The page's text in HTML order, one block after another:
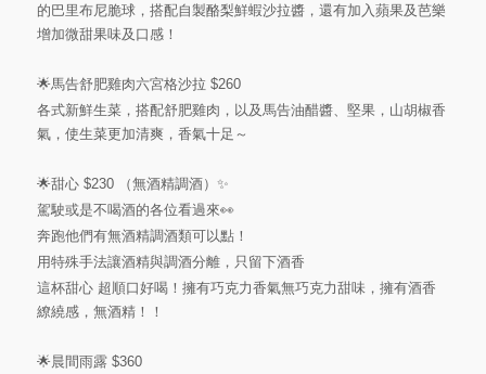
的巴里布尼脆球，搭配自製酪梨鮮蝦沙拉醬，還有加入蘋果及芭樂
增加微甜果味及口感！
🌟馬告舒肥雞肉六宮格沙拉 $260
各式新鮮生菜，搭配舒肥雞肉，以及馬告油醋醬、堅果，山胡椒香
氣，使生菜更加清爽，香氣十足～
🌟甜心 $230 （無酒精調酒）✨
駕駛或是不喝酒的各位看過來👀
奔跑他們有無酒精調酒類可以點！
用特殊手法讓酒精與調酒分離，只留下酒香
這杯甜心 超順口好喝！擁有巧克力香氣無巧克力甜味，擁有酒香
繚繞感，無酒精！！
🌟晨間雨露 $360